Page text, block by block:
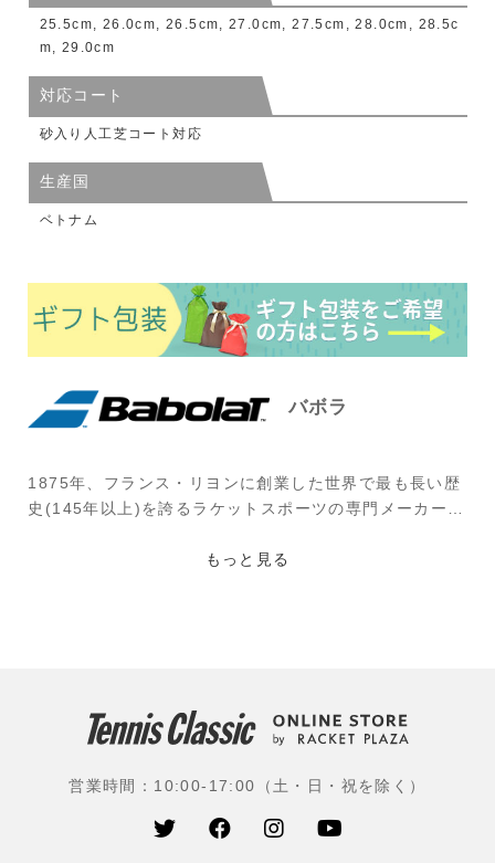
25.5cm, 26.0cm, 26.5cm, 27.0cm, 27.5cm, 28.0cm, 28.5c
m, 29.0cm
対応コート
砂入り人工芝コート対応
生産国
ベトナム
バボラ
1875年、フランス・リヨンに創業した世界で最も長い歴
史(145年以上)を誇るラケットスポーツの専門メーカー。
に張るストリング(羊の腸で作られたナチュラル・ガッ
プレーヤーから支持されている。
アルカラス(スペイン)、フィリックス・オジェ・アリア
シム(カナダ)、ホルガー・ルーネ(デンマーク)、キャメロ
ン・ノリー(イギリス)、ドミニク・ティエム(オーストリ
もっと見る
営業時間：10:00-17:00（土・日・祝を除く）